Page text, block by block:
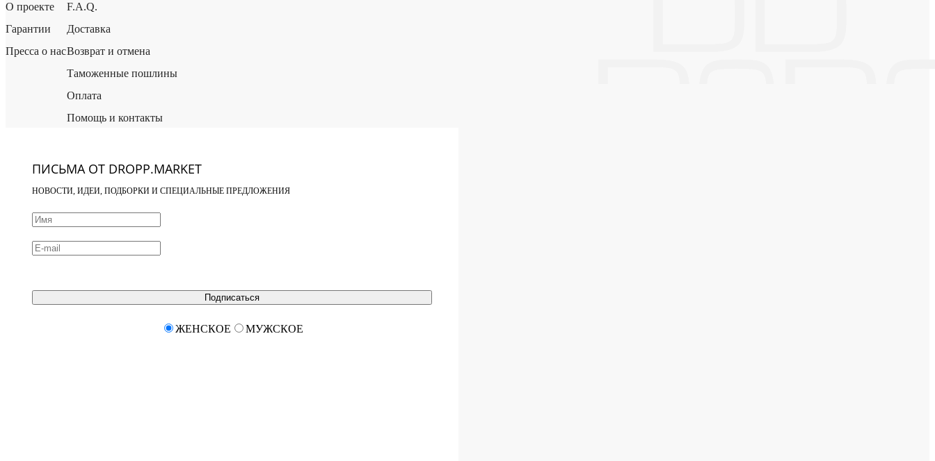
О проекте
Гарантии
Пресса о нас
F.A.Q.
Доставка
Возврат и отмена
Таможенные пошлины
Оплата
Помощь и контакты
ПИСЬМА ОТ DROPP.MARKET
НОВОСТИ, ИДЕИ, ПОДБОРКИ И СПЕЦИАЛЬНЫЕ ПРЕДЛОЖЕНИЯ
Подписаться
ЖЕНСКОЕ МУЖСКОЕ